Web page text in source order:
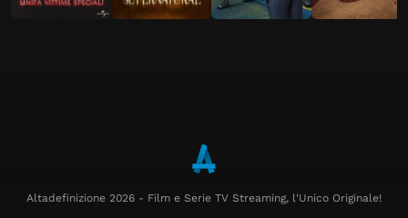
Altadefinizione 2026 - Film e Serie TV Streaming, l'Unico Originale!